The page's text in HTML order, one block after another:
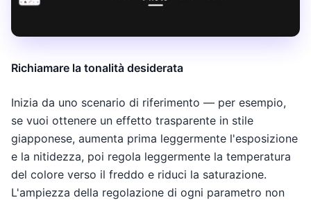
Richiamare la tonalità desiderata
Inizia da uno scenario di riferimento — per esempio,
se vuoi ottenere un effetto trasparente in stile
giapponese, aumenta prima leggermente l'esposizione
e la nitidezza, poi regola leggermente la temperatura
del colore verso il freddo e riduci la saturazione.
L'ampiezza della regolazione di ogni parametro non